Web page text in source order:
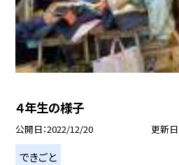
４年生の様子
公開日 2022/12/20 更新日
できごと